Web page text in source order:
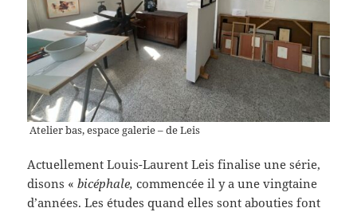
Atelier bas, espace galerie – de Leis
Actuellement Louis-Laurent Leis finalise une série,
disons «bicéphale, commencée il y a une vingtaine
d’années. Les études quand elles sont abouties font